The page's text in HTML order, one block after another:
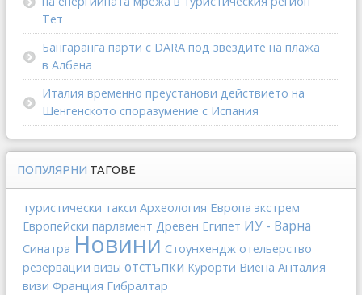
Тет
Бангаранга парти с DARA под звездите на плажа
в Албена
Италия временно преустанови действието на
Шенгенското споразумение с Испания
ПОПУЛЯРНИ ТАГОВЕ
туристически такси Археология Европа экстрем
Европейски парламент Древен Египет ИУ - Варна
Синатра Новини Стоунхендж отельерство
резервации визы отстъпки Курорти Виена Анталия
визи Франция Гибралтар